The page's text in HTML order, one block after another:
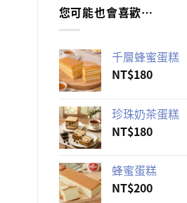
您可能也會喜歡…
千層蜂蜜蛋糕
NT$180
珍珠奶茶蛋糕
NT$180
蜂蜜蛋糕
NT$200